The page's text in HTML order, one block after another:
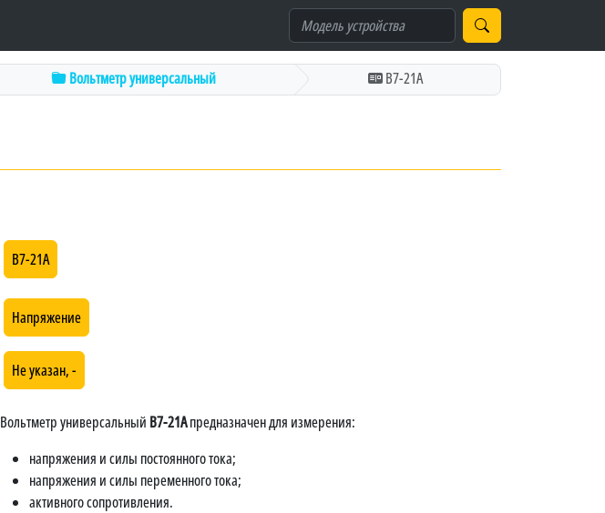
Вольтметр универсальный В7-21А
В7-21А
Напряжение
Не указан, -
Вольтметр универсальный В7-21Апредназначен для измерения:
напряжения и силы постоянного тока;
напряжения и силы переменного тока;
активного сопротивления.